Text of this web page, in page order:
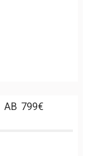
AB 799€